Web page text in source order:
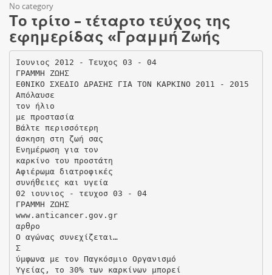
No category
Το τρίτο – τέταρτο τεύχος της
εφημερίδας «Γραμμή Ζωής
Ιουνιος 2012 - Τευχος 03 - 04
ΓΡΑΜΜΗ ΖΩΗΣ
ΕΘΝΙΚΟ ΣΧΕΔΙΟ ΔΡΑΣΗΣ ΓΙΑ ΤΟΝ ΚΑΡΚΙΝΟ 2011 - 2015
Απόλαυσε
τον ήλιο
με προστασία
Βάλτε περισσότερη
άσκηση στη ζωή σας
Ενημέρωση για τον
καρκίνο του προστάτη
Αφιέρωμα διατροφικές
συνήθειες και υγεία
02 ιουνιος - τευχοσ 03 - 04
ΓΡΑΜΜΗ ΖΩΗΣ
www.anticancer.gov.gr
αρθρο
Ο αγώνας συνεχίζεται…
Σ
ύμφωνα με τον Παγκόσμιο Οργανισμό
Υγείας, το 30% των καρκίνων μπορεί